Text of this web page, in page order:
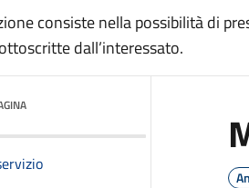
consiste nella possibilità di
dall’interessato.